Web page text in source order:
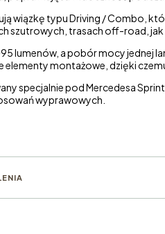
wiązkę typu Driving / Combo,
szutrowych, trasach off-road, jak
lumenów, a pobór mocy jednej
elementy montażowe, dzięki
specjalnie pod Mercedesa
wyprawowych.